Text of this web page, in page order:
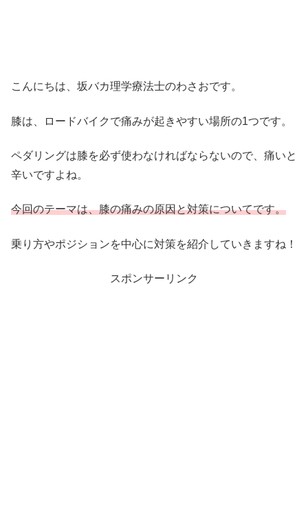
こんにちは、坂バカ理学療法士のわさおです。
膝は、ロードバイクで痛みが起きやすい場所の1つです。
ペダリングは膝を必ず使わなければならないので、痛いと
辛いですよね。
今回のテーマは、膝の痛みの原因と対策についてです。
乗り方やポジションを中心に対策を紹介していきますね！
スポンサーリンク